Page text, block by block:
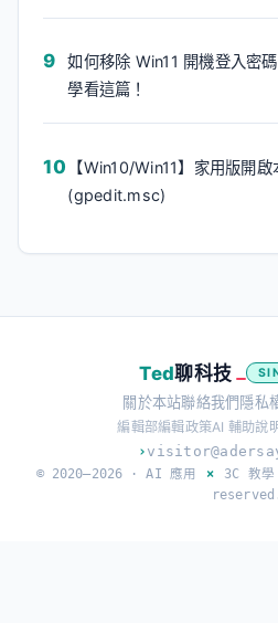
如何移除 Win11 開機登入密
學看這篇！
【Win10/Win11】家用版開
(gpedit.msc)
Ted聊科技
關於本站聯絡我們 隱私
編輯部編輯政策AI 輔助說
›
© 2020–2026 ·AI 應用 × 3C 教學